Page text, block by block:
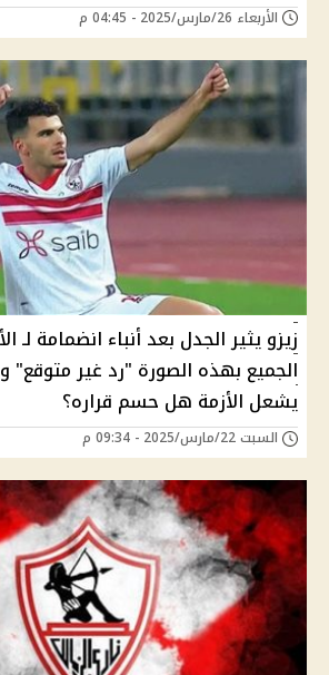
الأربعاء 26/مارس/2025 - 04:45 م
زيزو يثير الجدل بعد أنباء انضمامة
الجميع بهذه الصورة "رد غير متوقع"
يشعل الأزمة هل حسم قراره؟
السبت 22/مارس/2025 - 09:34 م